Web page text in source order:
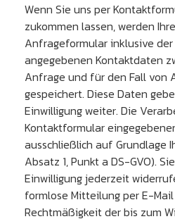
Wenn Sie uns per
zukommen lassen, werden
Anfrageformular inklusive
angegebenen Kontaktdaten
Anfrage und für den Fall von
gespeichert. Diese Daten
Einwilligung weiter. Die
Kontaktformular
ausschließlich auf Grundlage
Absatz 1, Punkt a DS-GVO).
Einwilligung jederzeit
formlose Mitteilung per E-
Rechtmäßigkeit der bis zum